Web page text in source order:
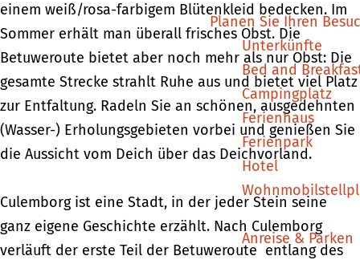
Planen Sie Ihren
Unterkünfte
Bed and
Campingplatz
Ferienhaus
Ferienpark
Hotel
Anreise & Parken
einem weiß/rosa-farbigem Blütenkleid bedecken. Im
Sommer erhält man überall frisches Obst. Die
Betuweroute bietet aber noch mehr als nur Obst: Die
gesamte Strecke strahlt Ruhe aus und bietet viel Platz
zur Entfaltung. Radeln Sie an schönen, ausgedehnten
(Wasser-) Erholungsgebieten vorbei und genießen Sie
die Aussicht vom Deich über das Deichvorland.
Culemborg ist eine Stadt, in der jeder Stein seine
ganz eigene Geschichte erzählt. Nach Culemborg
verläuft der erste Teil der Betuweroute entlang des